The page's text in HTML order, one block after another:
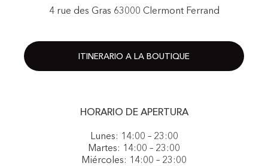
4 rue des Gras 63000 Clermont Ferrand
ITINERARIO A LA BOUTIQUE
HORARIO DE APERTURA
Lunes: 14:00 – 23:00
Martes: 14:00 – 23:00
Miércoles: 14:00 – 23:00